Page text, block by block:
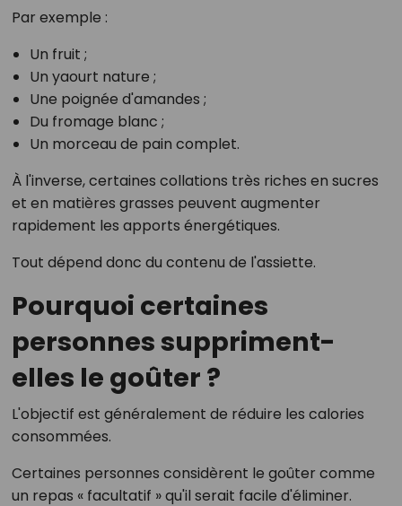
Par exemple :
Un fruit ;
Un yaourt nature ;
Une poignée d'amandes ;
Du fromage blanc ;
Un morceau de pain complet.
À l'inverse, certaines collations très riches en sucres
et en matières grasses peuvent augmenter
rapidement les apports énergétiques.
Tout dépend donc du contenu de l'assiette.
Pourquoi certaines
personnes suppriment-
elles le goûter ?
L'objectif est généralement de réduire les calories
consommées.
Certaines personnes considèrent le goûter comme
un repas « facultatif » qu'il serait facile d'éliminer.